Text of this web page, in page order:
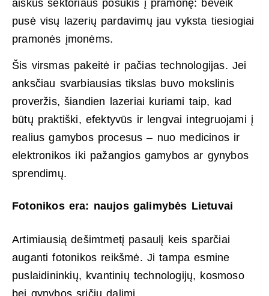
aiškus sektoriaus posūkis į pramonę: beveik
pusė visų lazerių pardavimų jau vyksta tiesiogiai
pramonės įmonėms.
Šis virsmas pakeitė ir pačias technologijas. Jei
anksčiau svarbiausias tikslas buvo mokslinis
proveržis, šiandien lazeriai kuriami taip, kad
būtų praktiški, efektyvūs ir lengvai integruojami į
realius gamybos procesus – nuo medicinos ir
elektronikos iki pažangios gamybos ar gynybos
sprendimų.
Fotonikos era: naujos galimybės Lietuvai
Artimiausią dešimtmetį pasaulį keis sparčiai
auganti fotonikos reikšmė. Ji tampa esmine
puslaidininkių, kvantinių technologijų, kosmoso